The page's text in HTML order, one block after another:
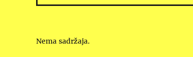
Nema sadržaja.